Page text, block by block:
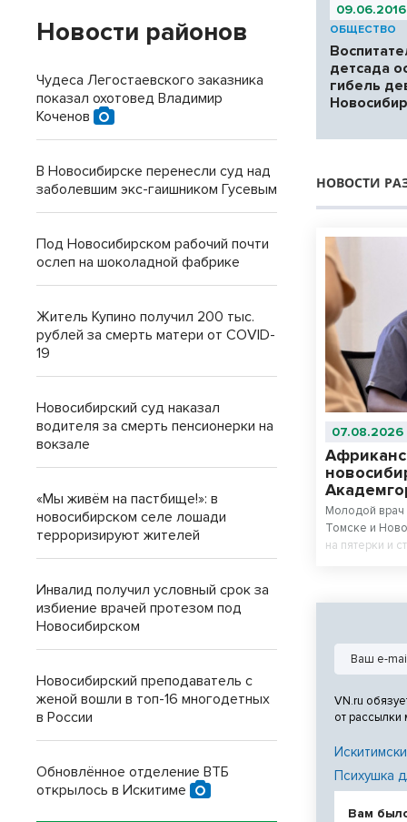
09.06.2016
ОБЩЕСТВО
детсада
гибель
НОВОСТИ
07.08.2026
Молодой врач
Томске и
на пятерки и
VN.ru
от
Психушка
Вам
Новости районов
Чудеса Легостаевского заказника
показал охотовед Владимир
Коченов
В Новосибирске перенесли суд над
заболевшим экс-гаишником Гусевым
Под Новосибирском рабочий почти
ослеп на шоколадной фабрике
Житель Купино получил 200 тыс.
рублей за смерть матери от COVID-
19
Новосибирский суд наказал
водителя за смерть пенсионерки на
вокзале
«Мы живём на пастбище!»: в
новосибирском селе лошади
терроризируют жителей
Инвалид получил условный срок за
избиение врачей протезом под
Новосибирском
Новосибирский преподаватель с
женой вошли в топ-16 многодетных
в России
Обновлённое отделение ВТБ
открылось в Искитиме